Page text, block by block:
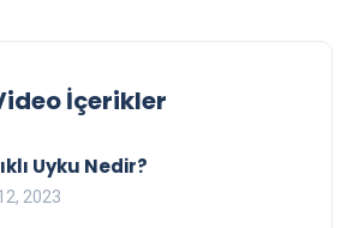
İçerikler
Uyku Nedir?
2023